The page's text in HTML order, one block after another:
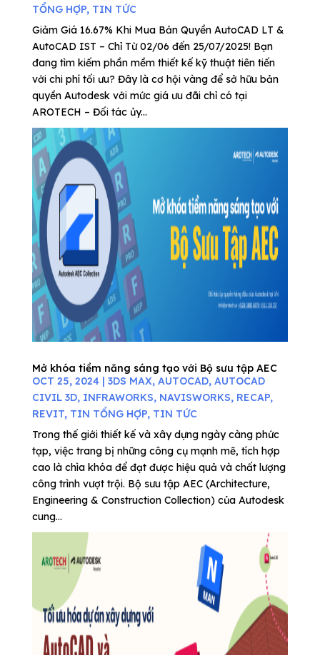
TỔNG HỢP, TIN TỨC
Giảm Giá 16.67% Khi Mua Bản Quyền AutoCAD LT &
AutoCAD IST – Chỉ Từ 02/06 đến 25/07/2025! Bạn
đang tìm kiếm phần mềm thiết kế kỹ thuật tiên tiến
với chi phí tối ưu? Đây là cơ hội vàng để sở hữu bản
quyền Autodesk với mức giá ưu đãi chỉ có tại
AROTECH – Đối tác ủy...
Mở khóa tiềm năng sáng tạo với Bộ sưu tập AEC
OCT 25, 2024| 3DS MAX, AUTOCAD, AUTOCAD
CIVIL 3D, INFRAWORKS, NAVISWORKS, RECAP,
REVIT, TIN TỔNG HỢP, TIN TỨC
Trong thế giới thiết kế và xây dựng ngày càng phức
tạp, việc trang bị những công cụ mạnh mẽ, tích hợp
cao là chìa khóa để đạt được hiệu quả và chất lượng
công trình vượt trội. Bộ sưu tập AEC (Architecture,
Engineering & Construction Collection) của Autodesk
cung...